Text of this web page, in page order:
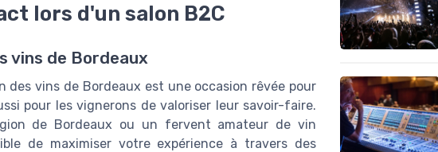
lors d'un salon B2C
vins de Bordeaux
vins de Bordeaux est une occasion rêvée pour
pour les vignerons de valoriser leur savoir-faire.
de Bordeaux ou un fervent amateur de vin
de maximiser votre expérience à travers des